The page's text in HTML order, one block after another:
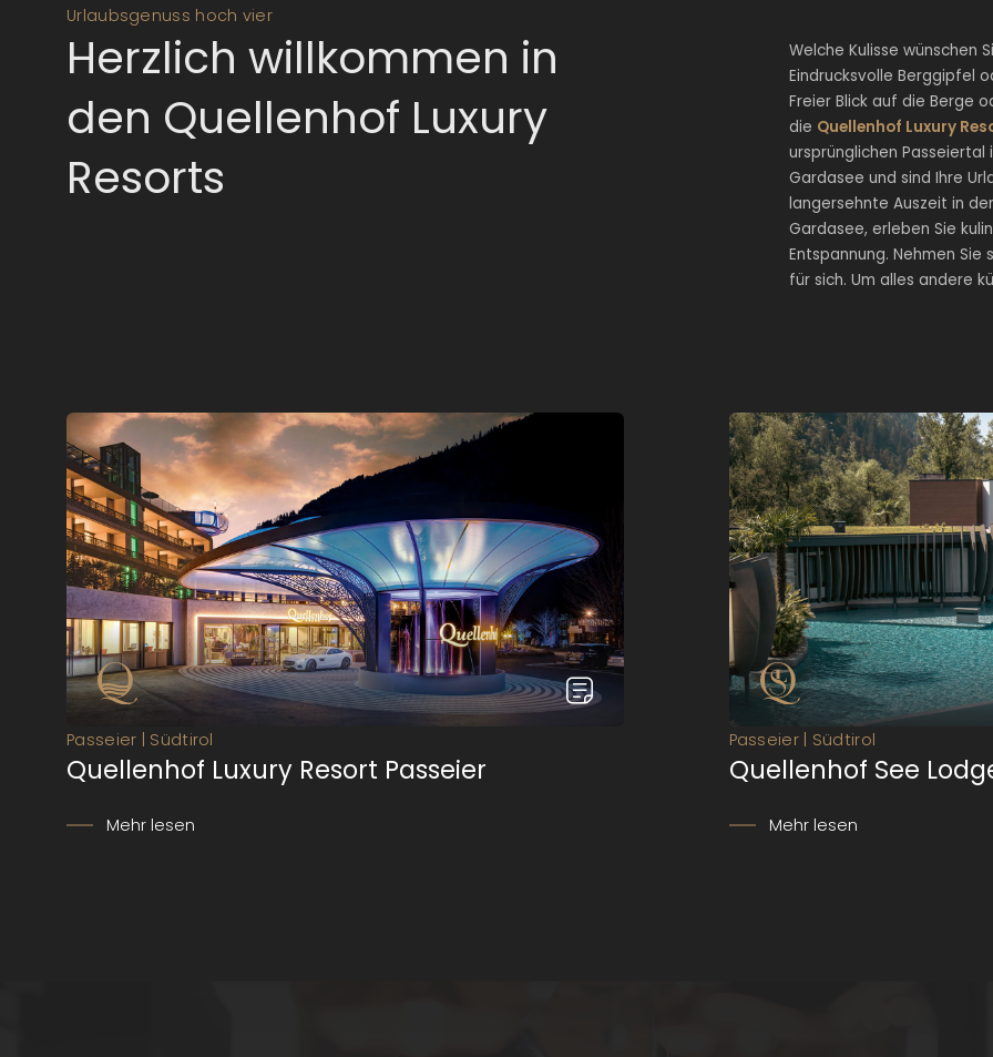
Herzlich willkommen in
den Quellenhof Luxury
Resorts
Urlaubsgenuss hoch vier
Welche Kulisse wünschen
Eindrucksvolle Berggipfel
Freier Blick auf die Berge
die Quellenhof Luxury
ursprünglichen Passeiertal
Gardasee und sind Ihre
langersehnte Auszeit in
Gardasee, erleben Sie
Entspannung. Nehmen
für sich. Um alles andere
Das Quellenhof Luxury Resort Passeier ist Ihr
Sehnsuchtsort in den Bergen. Ein Ort, um die
schönen Seiten des Lebens zu zelebrieren. Im
Quellenhof Luxury Resort Passeier finden Aktive
und Genießer, Familien und Pärchen ihr
Urlaubsglück.
Quellenhof Luxury Resort Passeier
Passeier | Südtirol
Mehr lesen
Eine zauberhafte
von Berghängen und
Suiten und Villen – die
ein exklusiver
den Sie so noch nie
Quellenhof See
Passeier | Südtirol
Mehr lesen